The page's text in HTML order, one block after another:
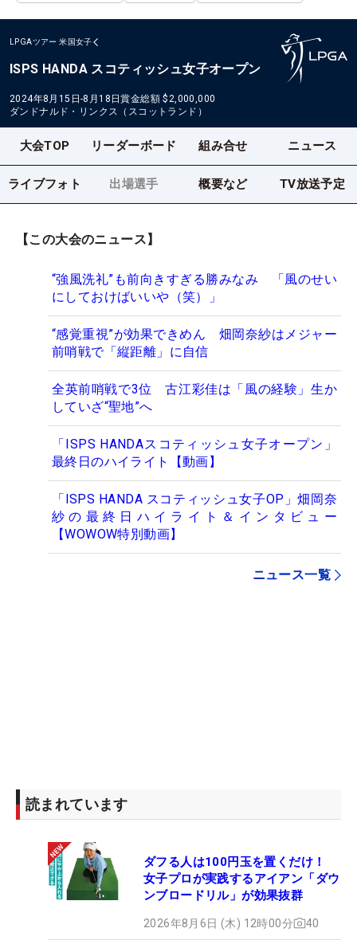
LPGAツアー 米国女子
ISPS HANDA スコティッシュ女子オープン
2024年8月15日-8月18日賞金総額 $2,000,000
ダンドナルド・リンクス（スコットランド）
大会TOP リーダーボード 組み合せ ニュース
ライブフォト 出場選手 概要など TV放送予定
【この大会のニュース】
“強風洗礼”も前向きすぎる勝みなみ 「風のせい
にしておけばいいや（笑）」
“感覚重視”が効果できめん 畑岡奈紗はメジャー
前哨戦で「縦距離」に自信
全英前哨戦で3位 古江彩佳は「風の経験」生か
していざ“聖地”へ
「ISPS HANDAスコティッシュ女子オープン」
最終日のハイライト【動画】
「ISPS HANDA スコティッシュ女子OP」畑岡奈
紗の最終日ハイライト＆インタビュー
【WOWOW特別動画】
ニュース一覧
読まれています
ダフる人は100円玉を置くだけ！
女子プロが実践するアイアン「ダウ
ンブロードリル」が効果抜群
2026年8月6日 (木) 12時00分 40